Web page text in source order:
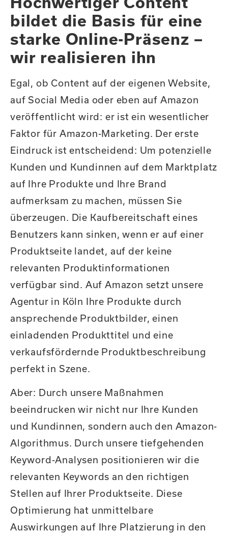
bildet die Basis für eine
starke Online-Präsenz –
wir realisieren ihn
Egal, ob Content auf der eigenen Website,
auf Social Media oder eben auf Amazon
veröffentlicht wird: er ist ein wesentlicher
Faktor für Amazon-Marketing. Der erste
Eindruck ist entscheidend: Um potenzielle
Kunden und Kundinnen auf dem Marktplatz
auf Ihre Produkte und Ihre Brand
aufmerksam zu machen, müssen Sie
überzeugen. Die Kaufbereitschaft eines
Benutzers kann sinken, wenn er auf einer
Produktseite landet, auf der keine
relevanten Produktinformationen
verfügbar sind. Auf Amazon setzt unsere
Agentur in Köln Ihre Produkte durch
ansprechende Produktbilder, einen
einladenden Produkttitel und eine
verkaufsfördernde Produktbeschreibung
perfekt in Szene.
Aber: Durch unsere Maßnahmen
beeindrucken wir nicht nur Ihre Kunden
und Kundinnen, sondern auch den Amazon-
Algorithmus. Durch unsere tiefgehenden
Keyword-Analysen positionieren wir die
relevanten Keywords an den richtigen
Stellen auf Ihrer Produktseite. Diese
Optimierung hat unmittelbare
Auswirkungen auf Ihre Platzierung in den